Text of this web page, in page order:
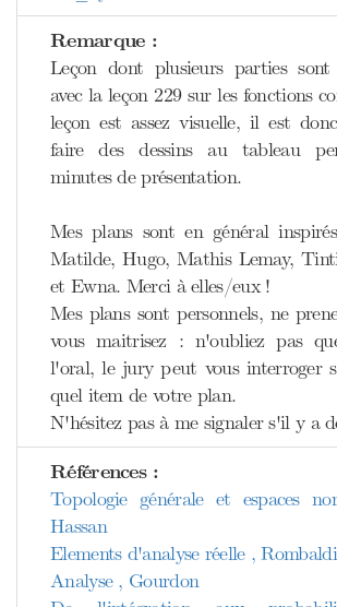
Remarque :
Leçon dont plusieurs parties
avec la leçon 229 sur les fonctions
leçon est assez visuelle, il est
faire des dessins au tableau
minutes de présentation.
Mes plans sont en général
Matilde, Hugo, Mathis Lemay,
et Ewna. Merci à elles/eux !
Mes plans sont personnels, ne
vous maitrisez : n'oubliez pas
l'oral, le jury peut vous interroger
quel item de votre plan.
N'hésitez pas à me signaler s'il y a
Références :
Topologie générale et espaces
Hassan
Elements d'analyse réelle , Rombaldi
Analyse , Gourdon